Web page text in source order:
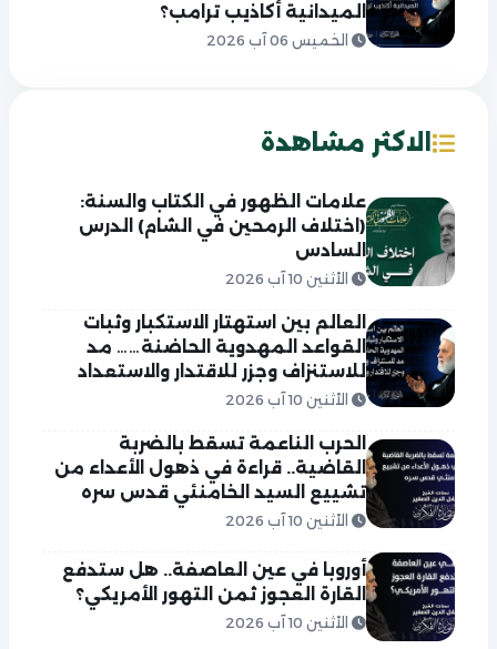
الميدانية أكاذيب ترامب؟
الخميس 06 آب 2026
الاكثر مشاهدة
علامات الظهور في الكتاب والسنة:
(اختلاف الرمحين في الشام) الدرس
السادس
الأثنين 10 آب 2026
العالم بين استهتار الاستكبار وثبات
القواعد المهدوية الحاضنة…… مد
للاستنزاف وجزر للاقتدار والاستعداد
الأثنين 10 آب 2026
الحرب الناعمة تسقط بالضربة
القاضية.. قراءة في ذهول الأعداء من
تشييع السيد الخامنئي قدس سره
الأثنين 10 آب 2026
أوروبا في عين العاصفة.. هل ستدفع
القارة العجوز ثمن التهور الأمريكي؟
الأثنين 10 آب 2026